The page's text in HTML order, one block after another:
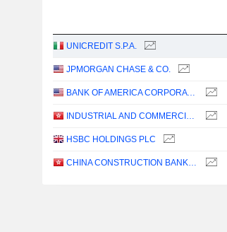
UNICREDIT S.P.A.
JPMORGAN CHASE & CO.
BANK OF AMERICA CORPORATION
INDUSTRIAL AND COMMERCIAL BANK OF CHINA LIMITED
HSBC HOLDINGS PLC
CHINA CONSTRUCTION BANK CORPORATION